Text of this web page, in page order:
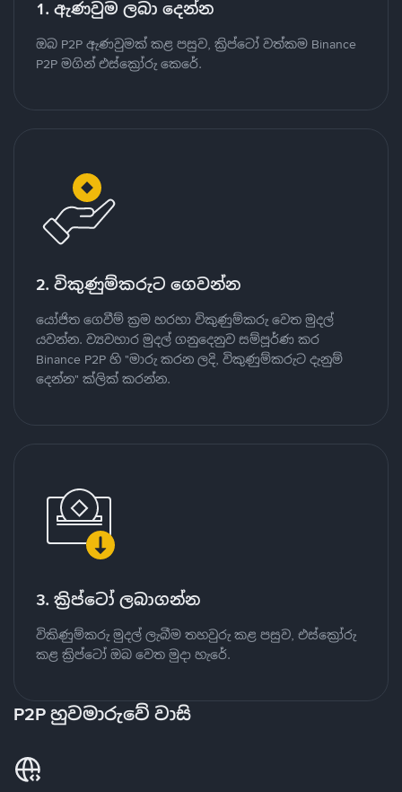
1. ඇණවුම ලබා දෙන්න
ඔබ P2P ඇණවුමක් කළ පසුව, ක්‍රිප්ටෝ වත්කම Binance
P2P මගින් එස්ක්‍රෝරු කෙරේ.
2. විකුණුම්කරුට ගෙවන්න
යෝජිත ගෙවීම් ක්‍රම හරහා විකුණුම්කරු වෙත මුදල්
යවන්න. ව්‍යවහාර මුදල් ගනුදෙනුව සම්පූර්ණ කර
Binance P2P හි "මාරු කරන ලදි, විකුණුම්කරුට දැනුම්
දෙන්න" ක්ලික් කරන්න.
3. ක්‍රිප්ටෝ ලබාගන්න
විකිණුම්කරු මුදල් ලැබීම තහවුරු කළ පසුව, එස්ක්‍රෝරු
කළ ක්‍රිප්ටෝ ඔබ වෙත මුදා හැරේ.
P2P හුවමාරුවේ වාසි